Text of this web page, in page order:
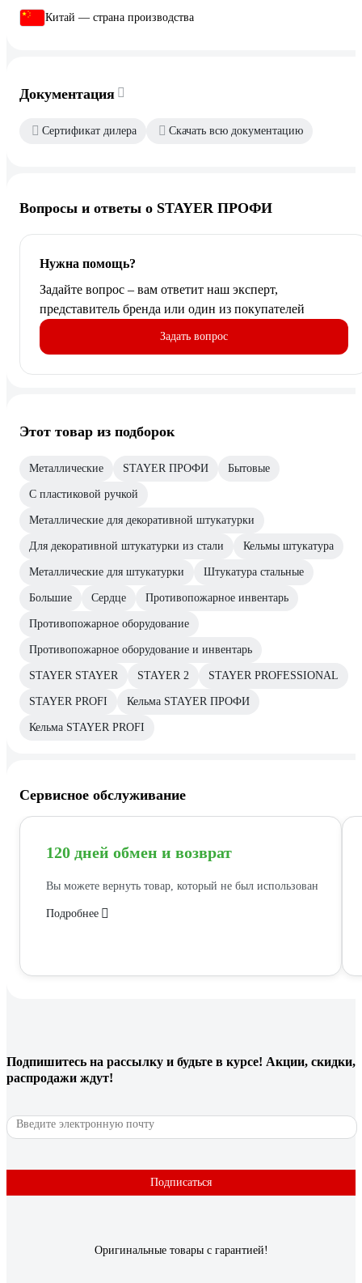
Китай — страна производства
Документация
Сертификат дилера Скачать всю документацию
Вопросы и ответы о STAYER ПРОФИ
Нужна помощь?
Задайте вопрос – вам ответит наш эксперт,
представитель бренда или один из покупателей
Задать вопрос
Этот товар из подборок
Металлические STAYER ПРОФИ Бытовые
С пластиковой ручкой
Металлические для декоративной штукатурки
Для декоративной штукатурки из стали Кельмы штукатура
Металлические для штукатурки Штукатура стальные
Большие Сердце Противопожарное инвентарь
Противопожарное оборудование
Противопожарное оборудование и инвентарь
STAYER STAYER STAYER 2 STAYER PROFESSIONAL
STAYER PROFI Кельма STAYER ПРОФИ
Кельма STAYER PROFI
Сервисное обслуживание
120 дней обмен и возврат
Вы можете вернуть товар, который не был использован
Подробнее
Подпишитесь на рассылку и будьте в курсе! Акции, скидки,
распродажи ждут!
Подписаться
Оригинальные товары с гарантией!